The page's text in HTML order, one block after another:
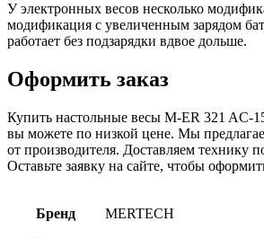
У электронных весов несколько
модификация с увеличенным зарядом
работает без подзарядки вдвое дольше.
Оформить заказ
Купить настольные весы M-ER 321 AC-
вы можете по низкой цене. Мы
от производителя. Доставляем технику
Оставьте заявку на сайте, чтобы
Бренд MERTECH